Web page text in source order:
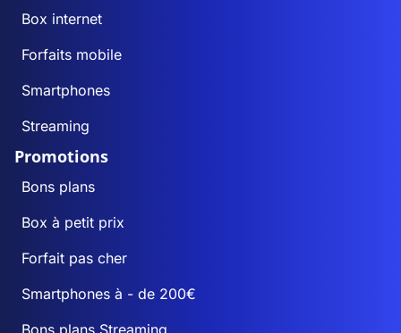
Box internet
Forfaits mobile
Smartphones
Streaming
Promotions
Bons plans
Box à petit prix
Forfait pas cher
Smartphones à - de 200€
Bons plans Streaming